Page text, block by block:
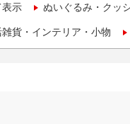
表示 ぬいぐるみ・クッ
貨・インテリア・小物